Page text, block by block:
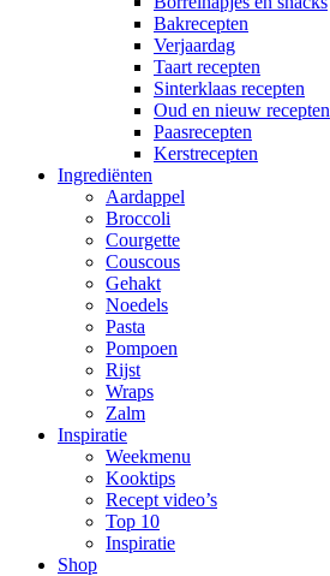
Bakrecepten
Verjaardag
Taart recepten
Sinterklaas recepten
Oud en nieuw recepten
Paasrecepten
Kerstrecepten
Ingrediënten
Aardappel
Broccoli
Courgette
Couscous
Gehakt
Noedels
Pasta
Pompoen
Rijst
Wraps
Zalm
Inspiratie
Weekmenu
Kooktips
Recept video’s
Top 10
Inspiratie
Shop